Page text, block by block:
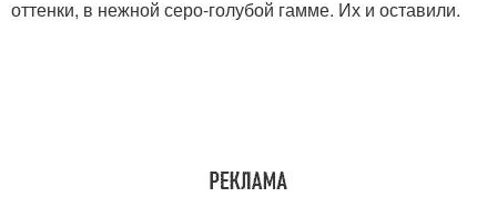
оттенки, в нежной серо-голубой гамме. Их и оставили.